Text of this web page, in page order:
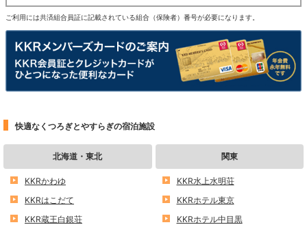
ご利用には共済組合員証に記載されている組合（保険者）番号が必要になります。
快適なくつろぎとやすらぎの宿泊施設
北海道・東北
KKRかわゆ
KKRはこだて
KKR蔵王白銀荘
関東
KKR水上水明荘
KKRホテル東京
KKRホテル中目黒